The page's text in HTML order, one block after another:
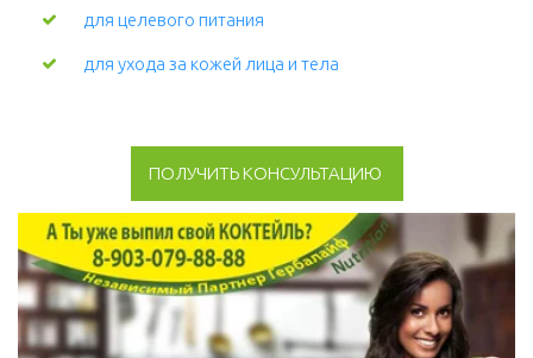
для целевого питания
для ухода за кожей лица и тела
ПОЛУЧИТЬ КОНСУЛЬТАЦИЮ